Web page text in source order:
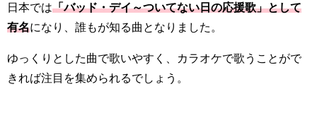
日本では「バッド・デイ～ついてない日の応援歌」として
有名になり、誰もが知る曲となりました。
ゆっくりとした曲で歌いやすく、カラオケで歌うことがで
きれば注目を集められるでしょう。